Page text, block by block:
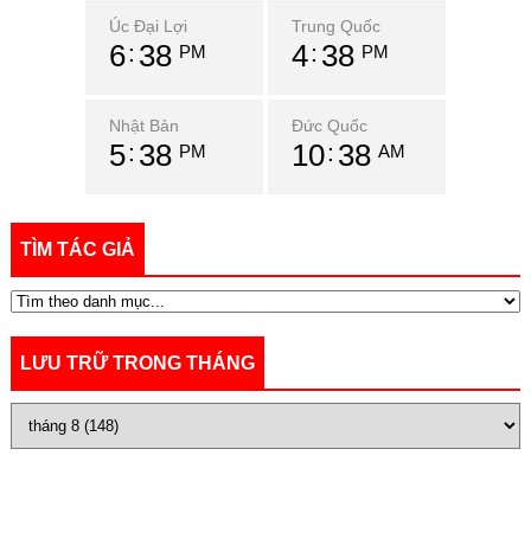
Úc Đại Lợi
6 38 PM
Trung Quốc
4 38 PM
Nhật Bản
5 38 PM
Đức Quốc
10 38 AM
TÌM TÁC GIẢ
LƯU TRỮ TRONG THÁNG